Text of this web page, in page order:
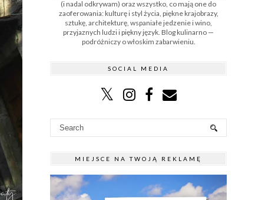
(i nadal odkrywam) oraz wszystko, co mają one do
zaoferowania: kulturę i styl życia, piękne krajobrazy,
sztukę, architekturę, wspaniałe jedzenie i wino,
przyjaznych ludzi i piękny język. Blog kulinarno —
podróżniczy o włoskim zabarwieniu.
SOCIAL MEDIA
MIEJSCE NA TWOJĄ REKLAMĘ